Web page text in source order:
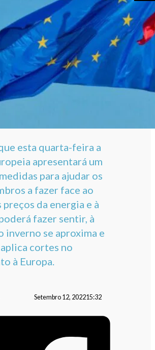
esta quarta-feira a
apresentará um
para ajudar os
a fazer face ao
da energia e à
fazer sentir, à
inverno se aproxima e
cortes no
à Europa.
Setembro 12, 202215:32